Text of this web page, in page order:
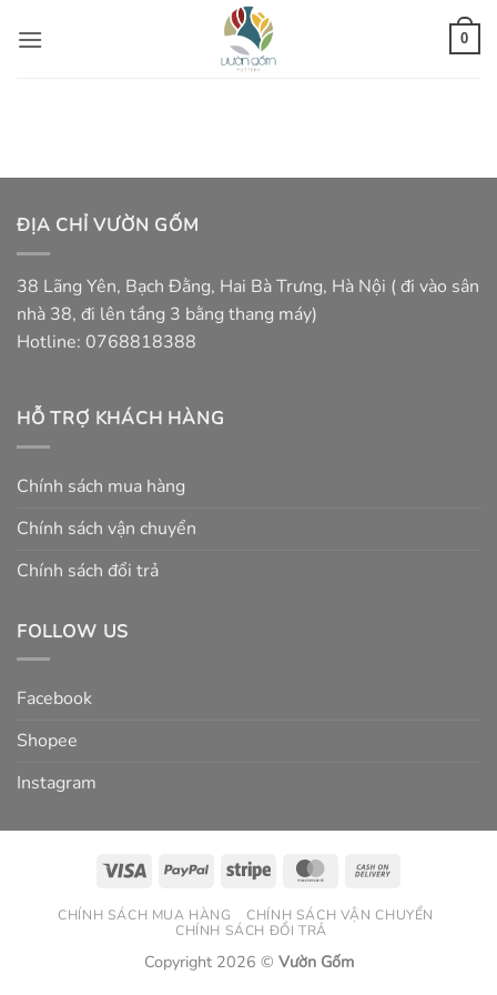
qua
0
ĐỊA CHỈ VƯỜN GỐM
38 Lãng Yên, Bạch Đằng, Hai Bà Trưng, Hà Nội ( đi vào sân
nhà 38, đi lên tầng 3 bằng thang máy)
Hotline: 0768818388
HỖ TRỢ KHÁCH HÀNG
Chính sách mua hàng
Chính sách vận chuyển
Chính sách đổi trả
FOLLOW US
Facebook
Shopee
Instagram
Visa PayPal Stripe MasterCard
Delivery
CHÍNH SÁCH MUA HÀNG
CHÍNH SÁCH VẬN CHUYỂN
CHÍNH SÁCH ĐỔI TRẢ
Copyright 2026 © Vườn Gốm